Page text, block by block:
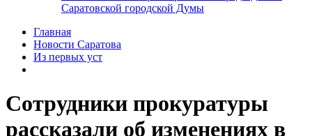
Саратовской городской Думы
Главная
Новости Саратова
Из пеpвых уст
Сотрудники прокуратуры
рассказали об изменениях в